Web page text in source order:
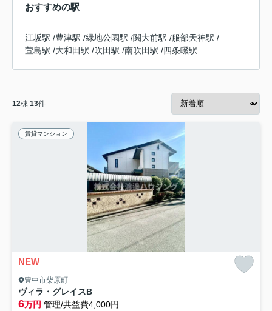
おすすめの駅
江坂駅 /豊津駅 /緑地公園駅 /関大前駅 /服部天神駅 /
萱島駅 /大和田駅 /吹田駅 /南吹田駅 /四条畷駅
12棟 13件
賃貸マンション
NEW
豊中市柴原町
ヴィラ・グレイスB
6万円 管理/共益費4,000円